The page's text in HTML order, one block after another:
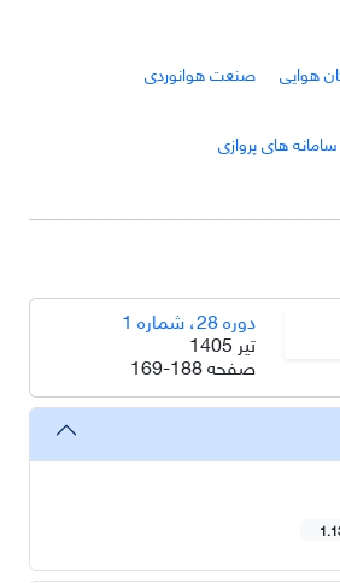
هوایی
صنعت هوانوردی
های پروازی
دوره 28، شماره 1
تیر 1405
صفحه169-188